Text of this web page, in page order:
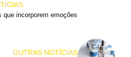
que incorporem emoções
OUTRAS NOTÍCIAS